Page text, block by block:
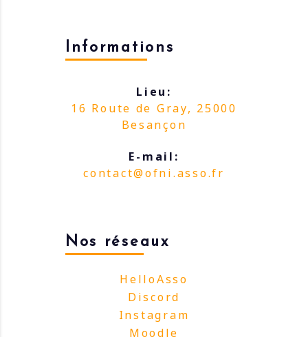
Informations
Lieu:
16 Route de Gray, 25000
Besançon
E-mail:
contact@ofni.asso.fr
Nos réseaux
HelloAsso
Discord
Instagram
Moodle